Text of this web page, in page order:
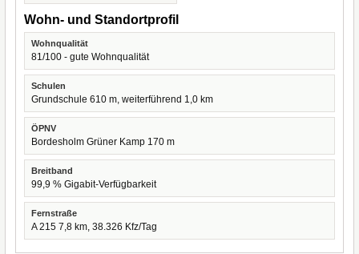
Wohn- und Standortprofil
Wohnqualität
81/100 - gute Wohnqualität
Schulen
Grundschule 610 m, weiterführend 1,0 km
ÖPNV
Bordesholm Grüner Kamp 170 m
Breitband
99,9 % Gigabit-Verfügbarkeit
Fernstraße
A 215 7,8 km, 38.326 Kfz/Tag